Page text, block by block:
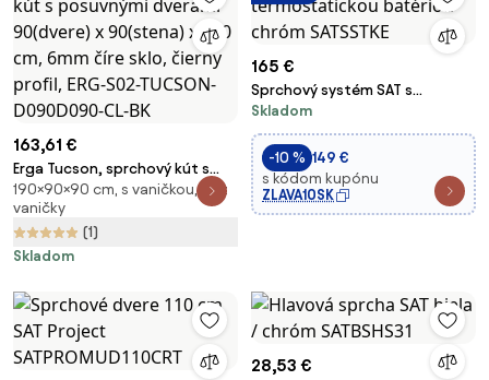
163,61 €
Erga Tucson, sprchový kút s
posuvnými dverami 90(dvere) x
90(stena) x 190 cm, 6mm číre
sklo, čierny profil, ERG-S02-
TUCSON-D090D090-CL-BK
190×90×90 cm, s vaničkou, bez
vaničky
(1)
Skladom
165 €
Sprchový systém SAT s
termostatickou batériou
chróm SATSSTKE
Skladom
-10 % 149 €
s kódom kupónu
ZLAVA10SK
28,53 €